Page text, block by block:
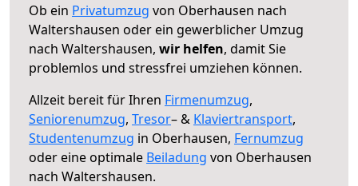
Ob ein Privatumzug von Oberhausen nach
Waltershausen oder ein gewerblicher Umzug
nach Waltershausen, wir helfen, damit Sie
problemlos und stressfrei umziehen können.
Allzeit bereit für Ihren Firmenumzug,
Seniorenumzug, Tresor– & Klaviertransport,
Studentenumzug in Oberhausen, Fernumzug
oder eine optimale Beiladung von Oberhausen
nach Waltershausen.